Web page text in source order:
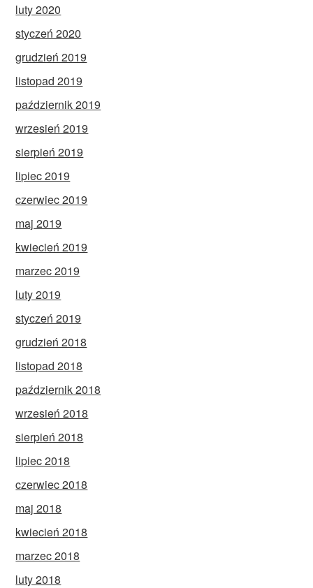
luty 2020
styczeń 2020
grudzień 2019
listopad 2019
październik 2019
wrzesień 2019
sierpień 2019
lipiec 2019
czerwiec 2019
maj 2019
kwiecień 2019
marzec 2019
luty 2019
styczeń 2019
grudzień 2018
listopad 2018
październik 2018
wrzesień 2018
sierpień 2018
lipiec 2018
czerwiec 2018
maj 2018
kwiecień 2018
marzec 2018
luty 2018